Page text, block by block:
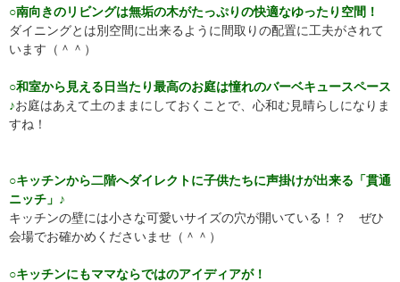
○南向きのリビングは無垢の木がたっぷりの快適なゆったり空間！
ダイニングとは別空間に出来るように間取りの配置に工夫がされて
います（＾＾）
○和室から見える日当たり最高のお庭は憧れのバーベキュースペース
♪お庭はあえて土のままにしておくことで、心和む見晴らしになりま
すね！
○キッチンから二階へダイレクトに子供たちに声掛けが出来る「貫通
ニッチ」♪
キッチンの壁には小さな可愛いサイズの穴が開いている！？ ぜひ
会場でお確かめくださいませ（＾＾）
○キッチンにもママならではのアイディアが！